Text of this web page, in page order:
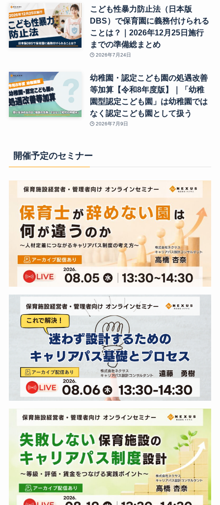
こども性暴力防止法（日本版
DBS）で保育園に義務付けられる
ことは？｜2026年12月25日施行
までの準備総まとめ
2026年7月24日
幼稚園・認定こども園の処遇改善
等加算【令和8年度版】｜「幼稚
園型認定こども園」は幼稚園では
なく認定こども園として扱う
2026年7月9日
開催予定のセミナー